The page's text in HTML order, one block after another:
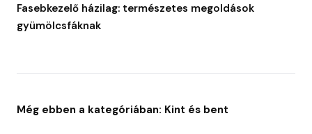
Fasebkezelő házilag: természetes megoldások
gyümölcsfáknak
Még ebben a kategóriában: Kint és bent